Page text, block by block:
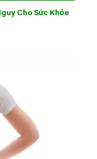
Cho Sức Khỏe